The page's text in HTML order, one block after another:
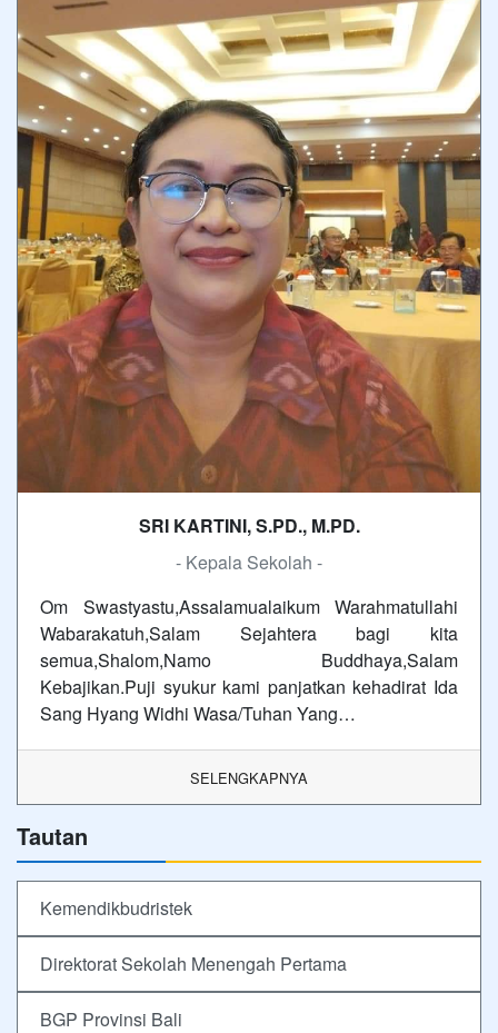
SRI KARTINI, S.PD., M.PD.
- Kepala Sekolah -
Om Swastyastu,Assalamualaikum Warahmatullahi
Wabarakatuh,Salam Sejahtera bagi kita
semua,Shalom,Namo Buddhaya,Salam
Kebajikan.Puji syukur kami panjatkan kehadirat Ida
Sang Hyang Widhi Wasa/Tuhan Yang…
SELENGKAPNYA
Tautan
Kemendikbudristek
Direktorat Sekolah Menengah Pertama
BGP Provinsi Bali